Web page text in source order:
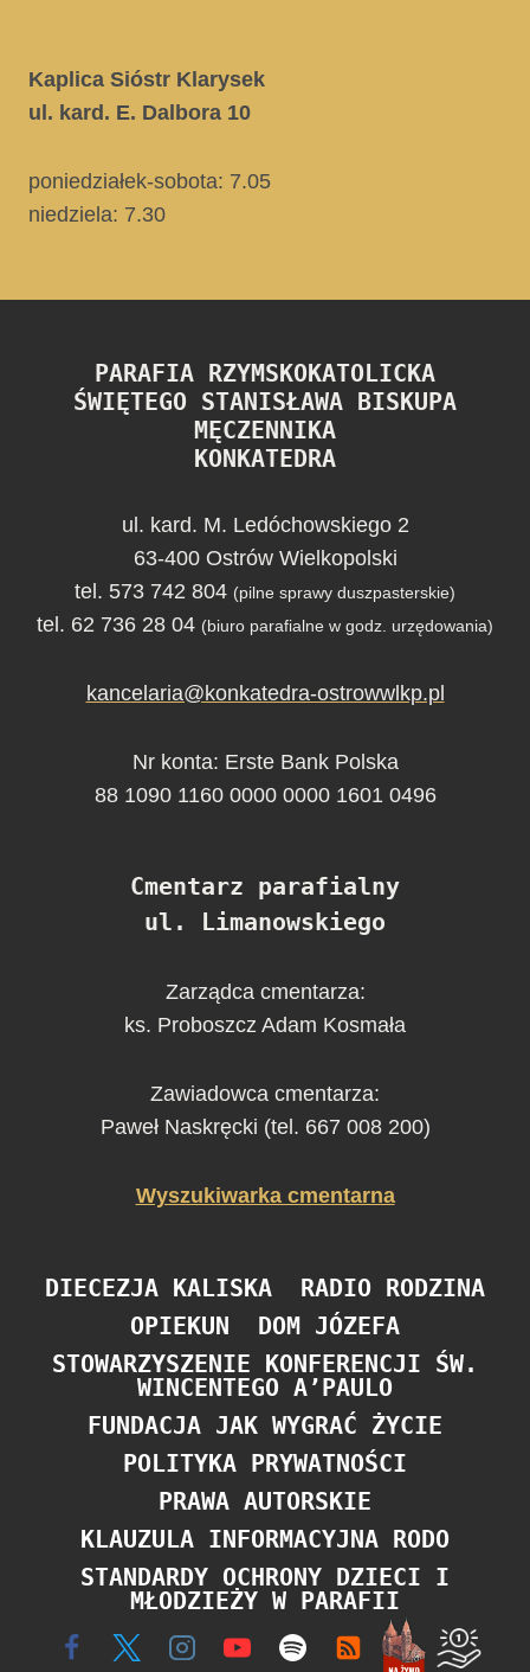
Kaplica Sióstr Klarysek
ul. kard. E. Dalbora 10
poniedziałek-sobota: 7.05
niedziela: 7.30
PARAFIA RZYMSKOKATOLICKA
ŚWIĘTEGO STANISŁAWA BISKUPA
MĘCZENNIKA
KONKATEDRA
ul. kard. M. Ledóchowskiego 2
63-400 Ostrów Wielkopolski
tel. 573 742 804 (pilne sprawy duszpasterskie)
tel. 62 736 28 04 (biuro parafialne w godz. urzędowania)
kancelaria@konkatedra-ostrowwlkp.pl
Nr konta: Erste Bank Polska
88 1090 1160 0000 0000 1601 0496
Cmentarz parafialny
ul. Limanowskiego
Zarządca cmentarza:
ks. Proboszcz Adam Kosmała
Zawiadowca cmentarza:
Paweł Naskręcki (tel. 667 008 200)
Wyszukiwarka cmentarna
DIECEZJA KALISKA
RADIO RODZINA
OPIEKUN
DOM JÓZEFA
STOWARZYSZENIE KONFERENCJI ŚW.
WINCENTEGO A’PAULO
FUNDACJA JAK WYGRAĆ ŻYCIE
POLITYKA PRYWATNOŚCI
PRAWA AUTORSKIE
KLAUZULA INFORMACYJNA RODO
STANDARDY OCHRONY DZIECI I
MŁODZIEŻY W PARAFII